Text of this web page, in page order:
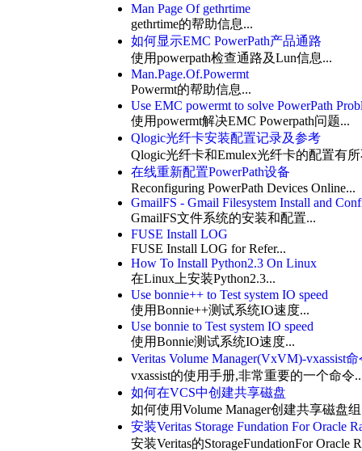
Man Page Of gethrtime
gethrtime的帮助信息...
如何显示EMC PowerPath产品通路
使用powerpath检查通路及Lun信息...
Man.Page.Of.Powermt
Powermt的帮助信息...
Use EMC powermt to solve PowerPath
使用powermt解决EMC Powerpath问题...
Qlogic光纤卡安装配置记录及参考
Qlogic光纤卡和Emulex光纤卡的配置有
在线重新配置PowerPath设备
Reconfiguring PowerPath Devices Online...
GmailFS - Gmail Filesystem Install and
GmailFS文件系统的安装和配置...
FUSE Install LOG
FUSE Install LOG for Refer...
How To Install Python2.3 On Linux
在Linux上安装Python2.3...
Use bonnie++ to Test system IO speed
使用Bonnie++测试系统IO速度...
Use bonnie to Test system IO speed
使用Bonnie测试系统IO速度...
Veritas Volume Manager(VxVM)-vxassist
vxassist的使用手册,非常重要的一个命令
如何在VCS中创建共享磁盘
如何使用Volume Manager创建共享磁盘
安装Veritas Storage Fundation For Oracle
安装Veritas的StorageFundationFor Oracle